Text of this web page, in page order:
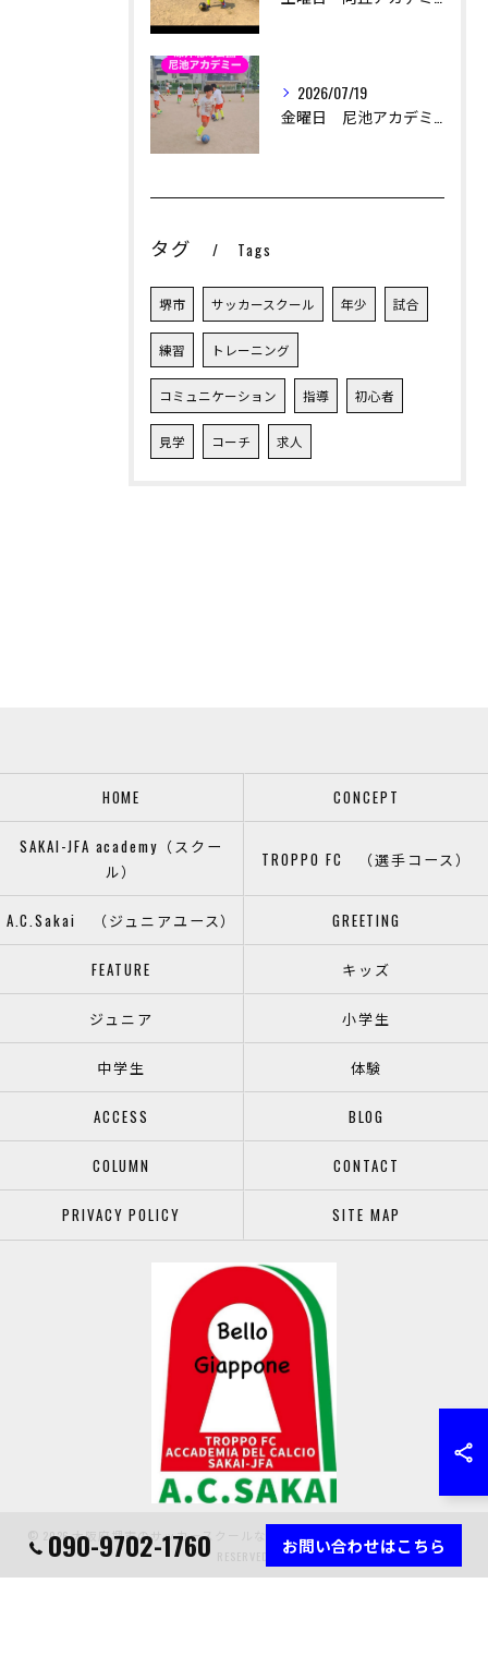
2026/07/19
タグ Tags
堺市 サッカースクール 年少 試合
練習 トレーニング
コミュニケーション 指導 初心者
見学 コーチ 求人
090-9702-1760 お問い合わせはこちら
HOME CONCEPT
SAKAI-JFA academy（スクー
ル）
TROPPO FC （選手コース）
A.C.Sakai （ジュニアユース） GREETING
FEATURE キッズ
ジュニア 小学生
中学生 体験
ACCESS BLOG
COLUMN CONTACT
PRIVACY POLICY SITE MAP
© 2026 大阪府堺市のサッカースクールなら堺少年サッカー協会 ALL RIGHTS